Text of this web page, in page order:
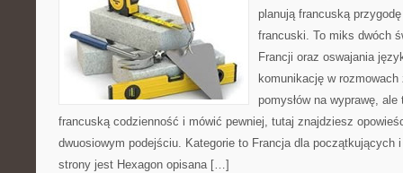
planują francuską
francuski. To miks dwóch
Francji oraz oswajania
komunikację w
pomysłów na wyprawę,
francuską codzienność i mówić pewniej, tutaj znajdziesz
dwuosiowym podejściu. Kategorie to Francja dla początkujących
strony jest Hexagon opisana […]